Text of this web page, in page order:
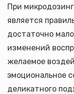
При
является
достаточно
изменений
желаемое
эмоциональное
деликатного